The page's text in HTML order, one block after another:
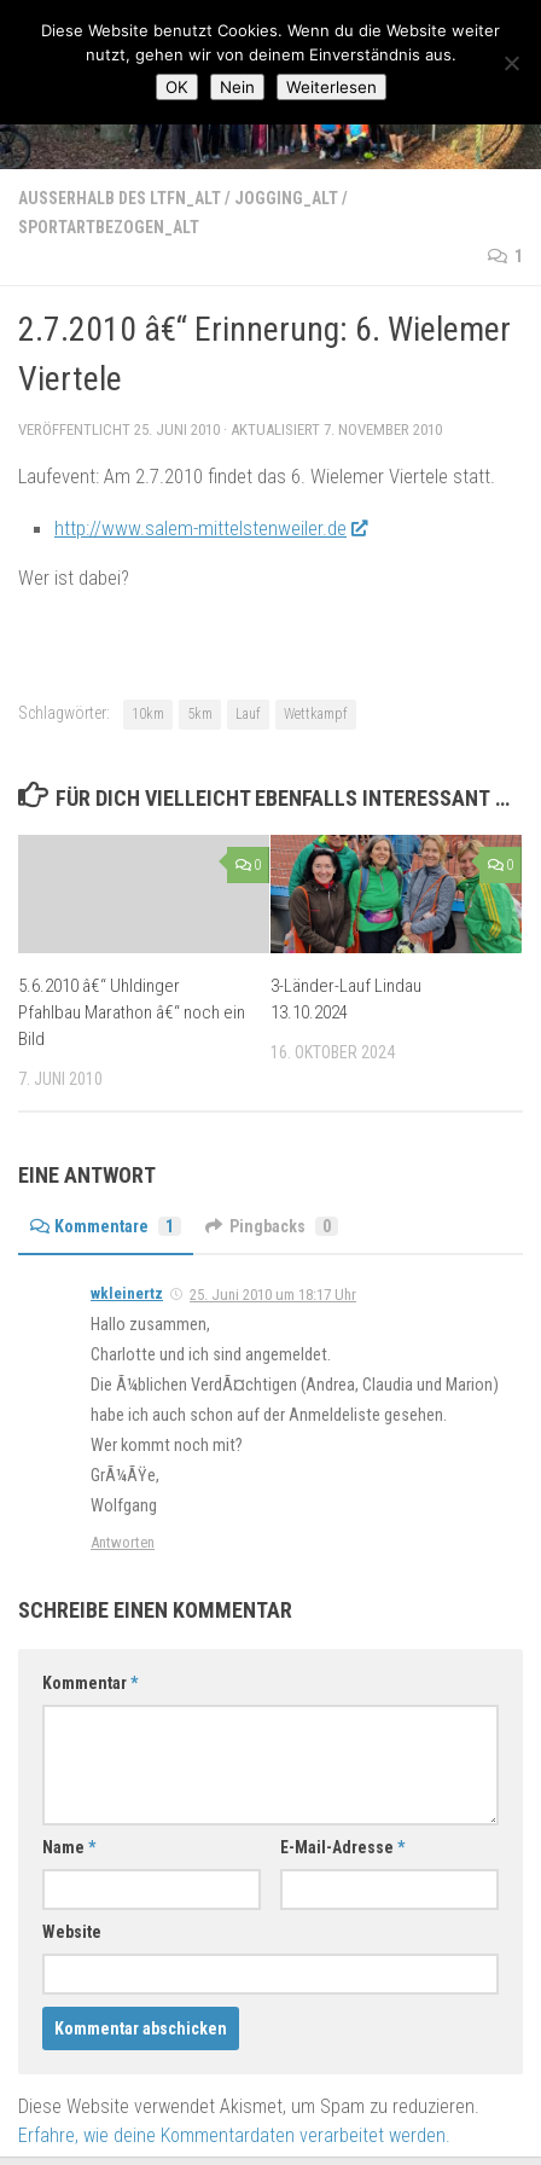
Zum Inhalt springen
Lauftreff-FN
AUSSERHALB DES LTFN_ALT / JOGGING_ALT/
SPORTARTBEZOGEN_ALT
1
2.7.2010 â€“ Erinnerung: 6. Wielemer
Viertele
VERÖFFENTLICHT 25. JUNI 2010 · AKTUALISIERT 7. NOVEMBER 2010
Laufevent: Am 2.7.2010 findet das 6. Wielemer Viertele statt.
http://www.salem-mittelstenweiler.de
Wer ist dabei?
Schlagwörter: 10km 5km Lauf Wettkampf
FÜR DICH VIELLEICHT EBENFALLS INTERESSANT …
0
5.6.2010 â€“ Uhldinger
Pfahlbau Marathon â€“ noch ein
Bild
7. JUNI 2010
0
3-Länder-Lauf Lindau
13.10.2024
16. OKTOBER 2024
EINE ANTWORT
Kommentare 1 Pingbacks 0
wkleinertz 25. Juni 2010 um 18:17 Uhr
Hallo zusammen,
Charlotte und ich sind angemeldet.
Die Ã¼blichen VerdÃ¤chtigen (Andrea, Claudia und Marion)
habe ich auch schon auf der Anmeldeliste gesehen.
Wer kommt noch mit?
GrÃ¼ÃŸe,
Wolfgang
Antworten
SCHREIBE EINEN KOMMENTAR
Kommentar*
Name * E-Mail-Adresse *
Website
Diese Website verwendet Akismet, um Spam zu reduzieren.
Erfahre, wie deine Kommentardaten verarbeitet werden.
Diese Website benutzt Cookies. Wenn du die Website weiter
nutzt, gehen wir von deinem Einverständnis aus.
OK
Nein Weiterlesen